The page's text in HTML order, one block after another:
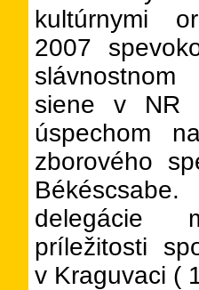
kultúrnymi
2007
siene v NR
úspechom
zborového
delegácie
príležitosti
v Kraguvaci (